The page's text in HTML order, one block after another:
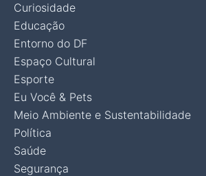
Curiosidade
Educação
Entorno do DF
Espaço Cultural
Esporte
Eu Você & Pets
Meio Ambiente e Sustentabilidade
Política
Saúde
Segurança